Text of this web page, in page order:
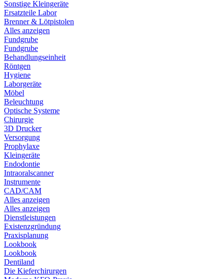
Sonstige Kleingeräte
Ersatzteile Labor
Brenner & Lötpistolen
Alles anzeigen
Fundgrube
Fundgrube
Behandlungseinheit
Röntgen
Hygiene
Laborgeräte
Möbel
Beleuchtung
Optische Systeme
Chirurgie
3D Drucker
Versorgung
Prophylaxe
Kleingeräte
Endodontie
Intraoralscanner
Instrumente
CAD/CAM
Alles anzeigen
Alles anzeigen
Dienstleistungen
Existenzgründung
Praxisplanung
Lookbook
Lookbook
Dentiland
Die Kieferchirurgen